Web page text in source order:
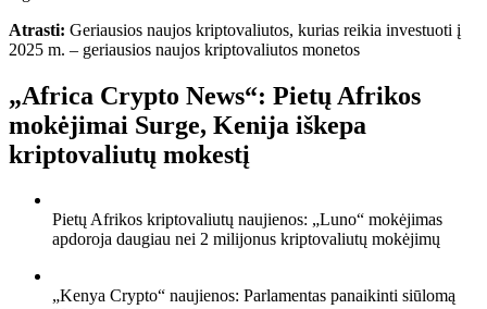
Atrasti: Geriausios naujos kriptovaliutos, kurias reikia investuoti į
2025 m. – geriausios naujos kriptovaliutos monetos
„Africa Crypto News“: Pietų Afrikos
mokėjimai Surge, Kenija iškepa
kriptovaliutų mokestį
Pietų Afrikos kriptovaliutų naujienos: „Luno“ mokėjimas
apdoroja daugiau nei 2 milijonus kriptovaliutų mokėjimų
„Kenya Crypto“ naujienos: Parlamentas panaikinti siūlomą